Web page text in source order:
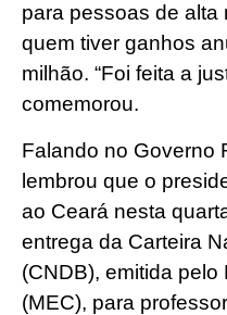
para pessoas de alta
quem tiver ganhos
milhão. “Foi feita a
comemorou.
Falando no Governo
lembrou que o
ao Ceará nesta
entrega da Carteira
(CNDB), emitida
(MEC), para